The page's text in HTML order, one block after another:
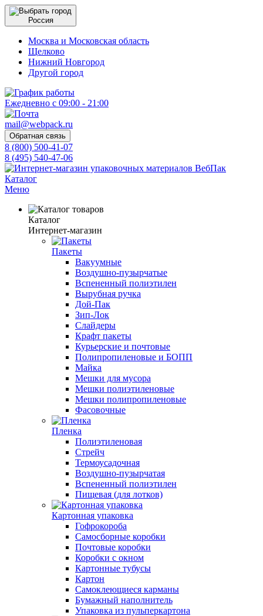
Россия
Москва и Московская область
Щелково
Нижний Новгород
Другой город
Ежедневно с 09:00 - 21:00
mail@webpack.ru
Обратная связь
8 (800) 500-41-07
8 (495) 540-47-06
Каталог
Меню
Каталог
Интернет-магазин
Пакеты
Вакуумные
Воздушно-пузырчатые
Вспененный полиэтилен
Вырубная ручка
Дой-Пак
Зип-Лок
Слайдеры
Крафт пакеты
Курьерские и почтовые
Полипропиленовые и БОПП
Майка
Мешки для мусора
Мешки полиэтиленовые
Мешки полипропиленовые
Фасовочные
Пленка
Полиэтиленовая
Стрейч
Термоусадочная
Воздушно-пузырчатая
Вспененный полиэтилен
Пищевая (для лотков)
Картонная упаковка
Гофрокороба
Самосборные коробки
Почтовые коробки
Коробки с окном
Картонные тубусы
Картон
Самоклеющиеся карманы
Бумажный наполнитель
Упаковка из пульперкартона